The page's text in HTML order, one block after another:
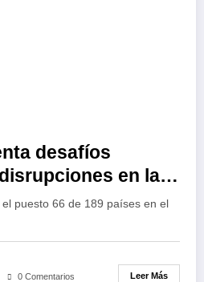
desafíos
en la
puesto 66 de 189 países en el
0 Comentarios Leer Más